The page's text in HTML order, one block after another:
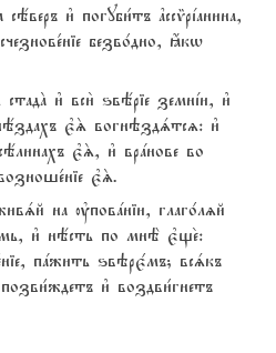
и3 погуби1тъ ґссmрjанина,
безво1дно, ћкw
и3 вси2 ѕвёріе земнjи, и3
є3S вогнэздsтсz: и3
є3S, и3 врaнове во
є3S.
на ўповaніи, глаго1лzй
и3 нёсть по мнЁ є3ще2:
пaжить ѕвэрє1мъ; всsкъ
и3 воздви1гнетъ